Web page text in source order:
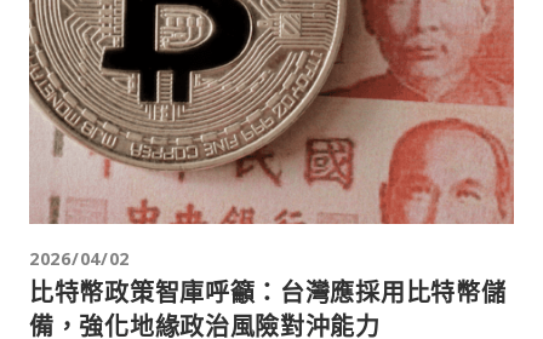
2026/04/02
比特幣政策智庫呼籲：台灣應採用比特幣儲
備，強化地緣政治風險對沖能力